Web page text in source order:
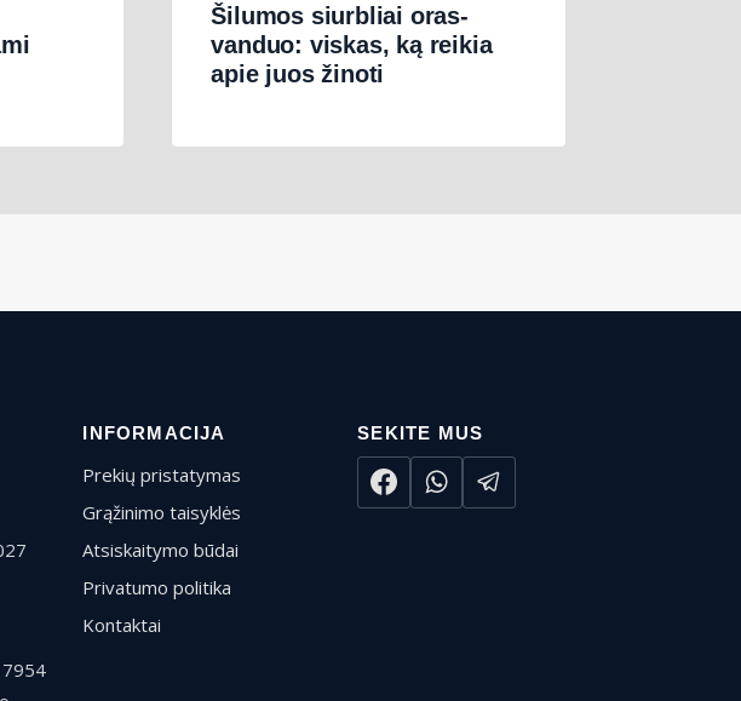
Šilumos siurbliai oras-
vanduo: viskas, ką reikia
apie juos žinoti
INFORMACIJA
Prekių pristatymas
Grąžinimo taisyklės
Atsiskaitymo būdai
Privatumo politika
Kontaktai
SEKITE MUS